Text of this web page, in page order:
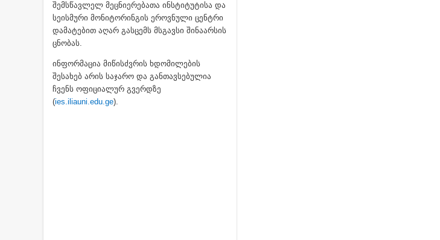
შემსწავლელ მეცნიერებათა ინსტიტუტისა და
სეისმური მონიტორინგის ეროვნული ცენტრი
დამატებით აღარ გასცემს მსგავსი შინაარსის
ცნობას.
ინფორმაცია მიწისძვრის ხდომილების
შესახებ არის საჯარო და განთავსებულია
ჩვენს ოფიციალურ გვერდზე
(ies.iliauni.edu.ge).